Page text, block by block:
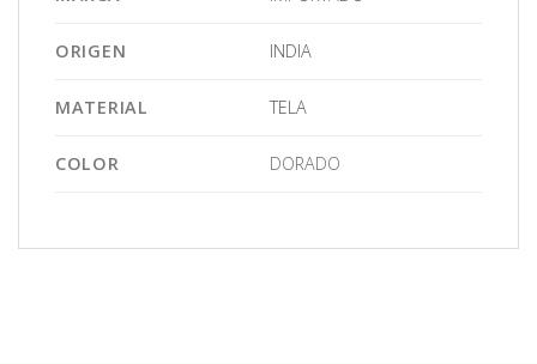
ORIGEN INDIA
MATERIAL TELA
COLOR DORADO